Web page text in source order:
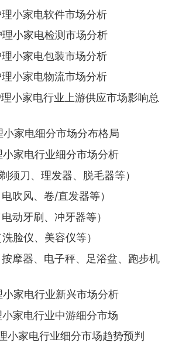
小家电软件市场分析
小家电检测市场分析
小家电包装市场分析
小家电物流市场分析
小家电行业上游供应市场影响总
家电细分市场分布格局
家电行业细分市场分析
须刀、理发器、脱毛器等）
吹风、卷/直发器等）
动牙刷、冲牙器等）
脸仪、美容仪等）
摩器、电子秤、足浴盆、跑步机
家电行业新兴市场分析
家电行业中游细分市场
小家电行业细分市场趋势预判